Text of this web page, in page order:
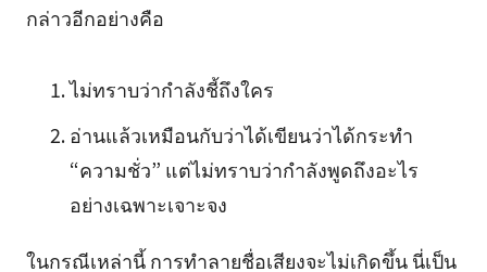
กล่าวอีกอย่างคือ
ไม่ทราบว่ากำลังชี้ถึงใคร
อ่านแล้วเหมือนกับว่าได้เขียนว่าได้กระทำ
“ความชั่ว” แต่ไม่ทราบว่ากำลังพูดถึงอะไร
อย่างเฉพาะเจาะจง
ในกรณีเหล่านี้ การทำลายชื่อเสียงจะไม่เกิดขึ้น นี่เป็น